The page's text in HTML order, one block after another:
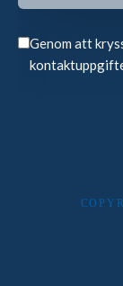
Genom att